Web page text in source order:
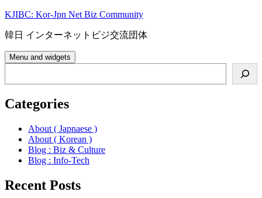
Skip
content
KJIBC: Kor-Jpn Net Biz Community
韓日 インターネットビジ交流団体
Menu and widgets
Categories
About ( Japnaese )
About ( Korean )
Blog : Biz & Culture
Blog : Info-Tech
Recent Posts